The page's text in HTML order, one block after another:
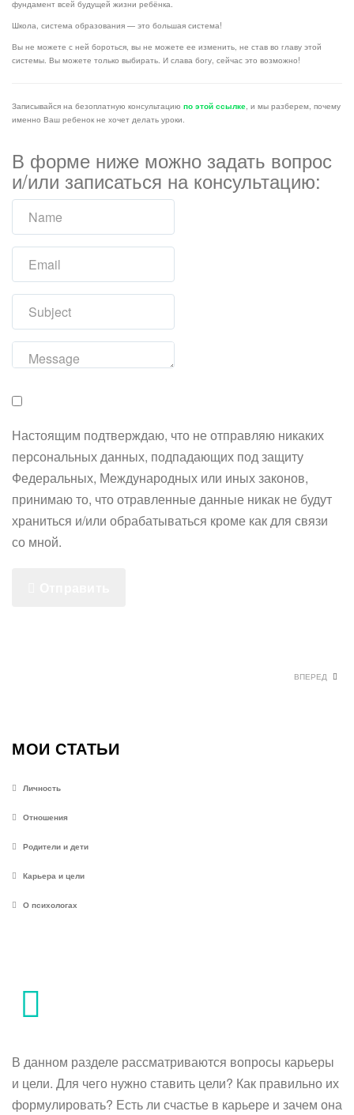
фундамент всей будущей жизни ребёнка.
Школа, система образования — это большая система!
Вы не можете с ней бороться, вы не можете ее изменить, не став во главу этой
системы. Вы можете только выбирать. И слава богу, сейчас это возможно!
Записывайся на безоплатную консультацию по этой ссылке, и мы разберем, почему
именно Ваш ребенок не хочет делать уроки.
В форме ниже можно задать вопрос
и/или записаться на консультацию:
Настоящим подтверждаю, что не отправляю никаких
персональных данных, подпадающих под защиту
Федеральных, Международных или иных законов,
принимаю то, что отравленные данные никак не будут
храниться и/или обрабатываться кроме как для связи
со мной.
ВПЕРЕД
МОИ СТАТЬИ
Личность
Отношения
Родители и дети
Карьера и цели
О психологах
В данном разделе рассматриваются вопросы карьеры
и цели. Для чего нужно ставить цели? Как правильно их
формулировать? Есть ли счастье в карьере и зачем она